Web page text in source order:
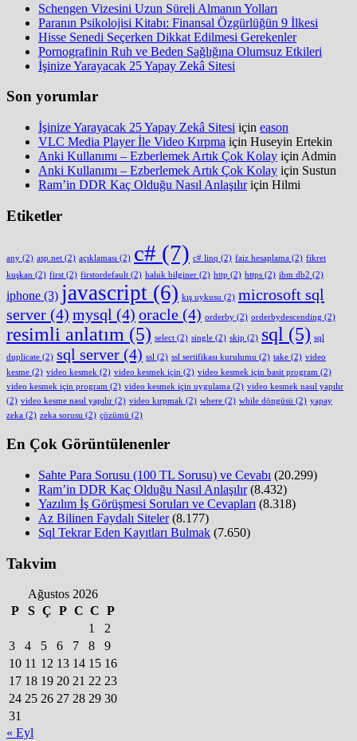
Schengen Vizesini Uzun Süreli Almanın Yolları
Paranın Psikolojisi Kitabı: Finansal Özgürlüğün 9 İlkesi
Hisse Senedi Seçerken Dikkat Edilmesi Gerekenler
Pornografinin Ruh ve Beden Sağlığına Olumsuz Etkileri
İşinize Yarayacak 25 Yapay Zekâ Sitesi
Son yorumlar
İşinize Yarayacak 25 Yapay Zekâ Sitesi için eason
VLC Media Player İle Video Kırpma için Huseyin Ertekin
Anki Kullanımı – Ezberlemek Artık Çok Kolay için Admin
Anki Kullanımı – Ezberlemek Artık Çok Kolay için Sustun
Ram’in DDR Kaç Olduğu Nasıl Anlaşılıriçin Hilmi
Etiketler
any (2) asp.net (2) açıklaması (2) c# (7) c# linq (2) faiz hesaplama (2) fikret
kuşkan (2) first (2) firstordefault (2) haluk bilginer (2) http (2) https (2) ibm db2 (2)
iphone (3) javascript (6) kış uykusu (2) microsoft sql
server (4) mysql (4) oracle (4) orderby (2) orderbydescending (2)
resimli anlatım (5) select (2) single (2) skip (2) sql (5) sql
duplicate (2) sql server (4) ssl (2) ssl sertifikası kurulumu (2) take (2) video
kesme (2) video kesmek (2) video kesmek için (2) video kesmek için basit program (2)
video kesmek için program (2) video kesmek için uygulama (2) video kesmek nasıl yapılır
(2) video kesme nasıl yapılır (2) video kırpmak (2) where (2) while döngüsü (2) yapay
zeka (2) zeka sorusu (2) çözümü (2)
En Çok Görüntülenenler
Sahte Para Sorusu (100 TL Sorusu) ve Cevabı (20.299)
Ram’in DDR Kaç Olduğu Nasıl Anlaşılır (8.432)
Yazılım İş Görüşmesi Soruları ve Cevapları (8.318)
Az Bilinen Faydalı Siteler (8.177)
Sql Tekrar Eden Kayıtları Bulmak (7.650)
Takvim
Ağustos 2026
P
S Ç P C C P
1
2
3
4 5 6 7 8
9
10 11 12 13 14 15 16
17 18 19 20 21 22 23
24 25 26 27 28 29 30
31
« Eyl